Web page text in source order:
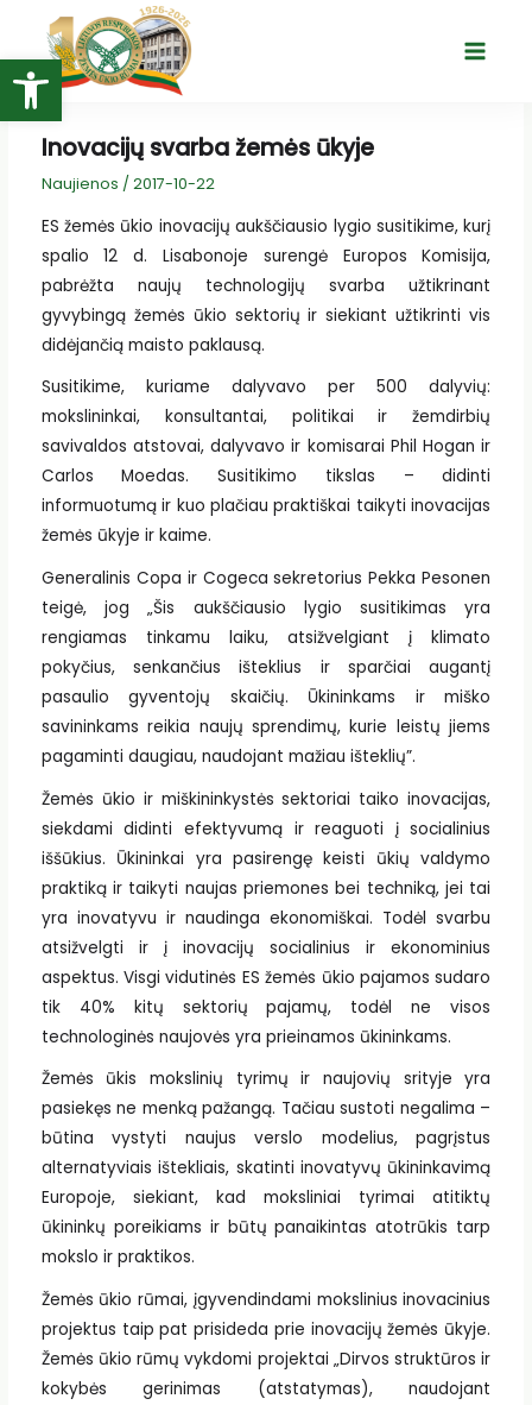
Open toolbar
turinio
Main
Inovacijų svarba žemės ūkyje
Naujienos / 2017-10-22
ES žemės ūkio inovacijų aukščiausio lygio susitikime, kurį
spalio 12 d. Lisabonoje surengė Europos Komisija,
pabrėžta naujų technologijų svarba užtikrinant
gyvybingą žemės ūkio sektorių ir siekiant užtikrinti vis
didėjančią maisto paklausą.
Susitikime, kuriame dalyvavo per 500 dalyvių:
mokslininkai, konsultantai, politikai ir žemdirbių
savivaldos atstovai, dalyvavo ir komisarai Phil Hogan ir
Carlos Moedas. Susitikimo tikslas – didinti
informuotumą ir kuo plačiau praktiškai taikyti inovacijas
žemės ūkyje ir kaime.
Generalinis Copa ir Cogeca sekretorius Pekka Pesonen
teigė, jog „Šis aukščiausio lygio susitikimas yra
rengiamas tinkamu laiku, atsižvelgiant į klimato
pokyčius, senkančius išteklius ir sparčiai augantį
pasaulio gyventojų skaičių. Ūkininkams ir miško
savininkams reikia naujų sprendimų, kurie leistų jiems
pagaminti daugiau, naudojant mažiau išteklių”.
Žemės ūkio ir miškininkystės sektoriai taiko inovacijas,
siekdami didinti efektyvumą ir reaguoti į socialinius
iššūkius. Ūkininkai yra pasirengę keisti ūkių valdymo
praktiką ir taikyti naujas priemones bei techniką, jei tai
yra inovatyvu ir naudinga ekonomiškai. Todėl svarbu
atsižvelgti ir į inovacijų socialinius ir ekonominius
aspektus. Visgi vidutinės ES žemės ūkio pajamos sudaro
tik 40% kitų sektorių pajamų, todėl ne visos
technologinės naujovės yra prieinamos ūkininkams.
Žemės ūkis mokslinių tyrimų ir naujovių srityje yra
pasiekęs ne menką pažangą. Tačiau sustoti negalima –
būtina vystyti naujus verslo modelius, pagrįstus
alternatyviais ištekliais, skatinti inovatyvų ūkininkavimą
Europoje, siekiant, kad moksliniai tyrimai atitiktų
ūkininkų poreikiams ir būtų panaikintas atotrūkis tarp
mokslo ir praktikos.
Žemės ūkio rūmai, įgyvendindami mokslinius inovacinius
projektus taip pat prisideda prie inovacijų žemės ūkyje.
Žemės ūkio rūmų vykdomi projektai „Dirvos struktūros ir
kokybės gerinimas (atstatymas), naudojant